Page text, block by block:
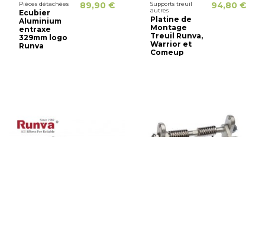
Pièces détachées
Ecubier
Aluminium
entraxe
329mm logo
Runva
89,90 €
Supports treuil
autres
Platine de
Montage
Treuil Runva,
Warrior et
Comeup
94,80 €